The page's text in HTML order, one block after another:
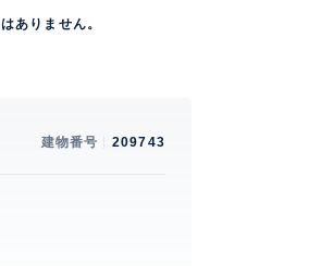
ありません。
建物番号 209743